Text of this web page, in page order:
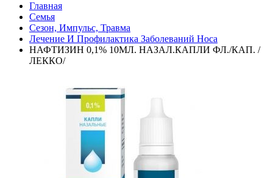
Главная
Семья
Сезон, Импульс, Травма
Лечение И Профилактика Заболеваний Носа
НАФТИЗИН 0,1% 10МЛ. НАЗАЛ.КАПЛИ ФЛ./КАП. /
ЛЕККО/